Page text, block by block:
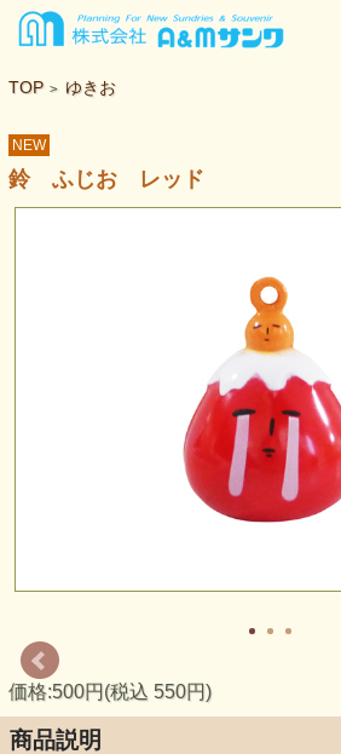
TOP > ゆきお
NEW
鈴 ふじお レッド
価格:500円(税込 550円)
商品説明